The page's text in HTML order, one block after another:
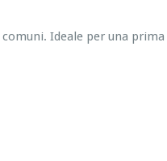
Ideale per una